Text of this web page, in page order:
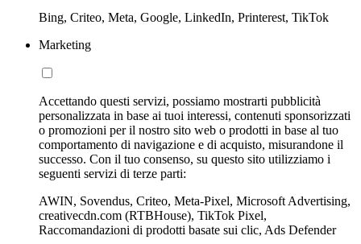
Bing, Criteo, Meta, Google, LinkedIn, Printerest, TikTok
Marketing
Accettando questi servizi, possiamo mostrarti pubblicità
personalizzata in base ai tuoi interessi, contenuti sponsorizzati
o promozioni per il nostro sito web o prodotti in base al tuo
comportamento di navigazione e di acquisto, misurandone il
successo. Con il tuo consenso, su questo sito utilizziamo i
seguenti servizi di terze parti:
AWIN, Sovendus, Criteo, Meta-Pixel, Microsoft Advertising,
creativecdn.com (RTBHouse), TikTok Pixel,
Raccomandazioni di prodotti basate sui clic, Ads Defender